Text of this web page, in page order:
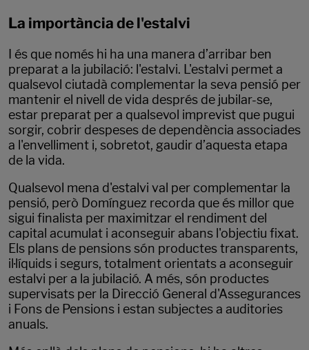
La importància de l'estalvi
I és que només hi ha una manera d’arribar ben
preparat a la jubilació: l'estalvi. L'estalvi permet a
qualsevol ciutadà complementar la seva pensió per
mantenir el nivell de vida després de jubilar-se,
estar preparat per a qualsevol imprevist que pugui
sorgir, cobrir despeses de dependència associades
a l'envelliment i, sobretot, gaudir d’aquesta etapa
de la vida.
Qualsevol mena d'estalvi val per complementar la
pensió, però Domínguez recorda que és millor que
sigui finalista per maximitzar el rendiment del
capital acumulat i aconseguir abans l'objectiu fixat.
Els plans de pensions són productes transparents,
il·líquids i segurs, totalment orientats a aconseguir
estalvi per a la jubilació. A més, són productes
supervisats per la Direcció General d'Assegurances
i Fons de Pensions i estan subjectes a auditories
anuals.